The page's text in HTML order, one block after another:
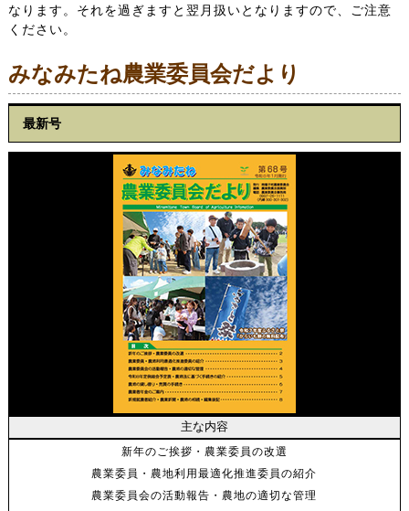
なります。それを過ぎますと翌月扱いとなりますので、ご注意
ください。
みなみたね農業委員会だより
最新号
主な内容
新年のご挨拶・農業委員の改選
農業委員・農地利用最適化推進委員の紹介
農業委員会の活動報告・農地の適切な管理